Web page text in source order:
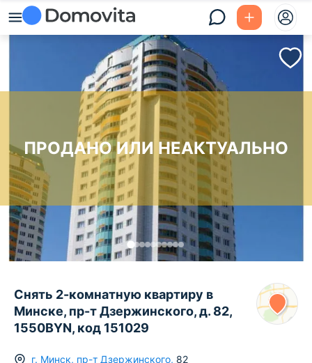
ПРОДАНО ИЛИ НЕАКТУАЛЬНО
Снять 2-комнатную квартиру в
Минске, пр-т Дзержинского, д. 82,
1550BYN, код 151029
г. Минск, пр-т Дзержинского, 82